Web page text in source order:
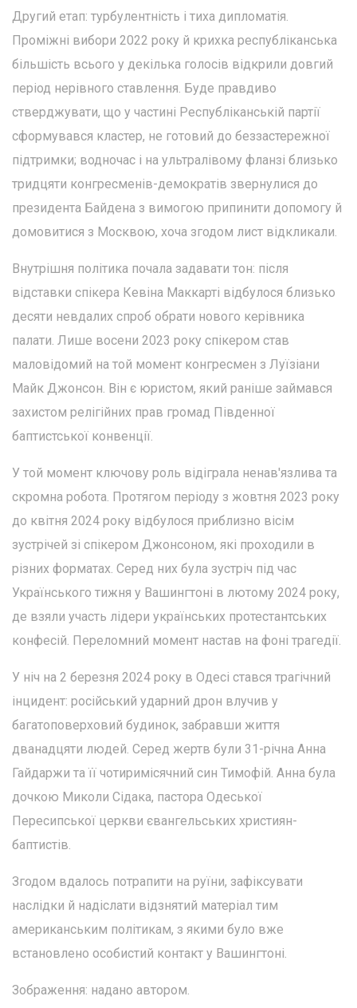
Другий етап: турбулентність і тиха дипломатія.
Проміжні вибори 2022 року й крихка республіканська
більшість всього у декілька голосів відкрили довгий
період нерівного ставлення. Буде правдиво
стверджувати, що у частині Республіканській партії
сформувався кластер, не готовий до беззастережної
підтримки; водночас і на ультралівому фланзі близько
тридцяти конгресменів-демократів звернулися до
президента Байдена з вимогою припинити допомогу й
домовитися з Москвою, хоча згодом лист відкликали.
Внутрішня політика почала задавати тон: після
відставки спікера Кевіна Маккарті відбулося близько
десяти невдалих спроб обрати нового керівника
палати. Лише восени 2023 року спікером став
маловідомий на той момент конгресмен з Луїзіани
Майк Джонсон. Він є юристом, який раніше займався
захистом релігійних прав громад Південної
баптистської конвенції.
У той момент ключову роль відіграла ненав'язлива та
скромна робота. Протягом періоду з жовтня 2023 року
до квітня 2024 року відбулося приблизно вісім
зустрічей зі спікером Джонсоном, які проходили в
різних форматах. Серед них була зустріч під час
Українського тижня у Вашингтоні в лютому 2024 року,
де взяли участь лідери українських протестантських
конфесій. Переломний момент настав на фоні трагедії.
У ніч на 2 березня 2024 року в Одесі стався трагічний
інцидент: російський ударний дрон влучив у
багатоповерховий будинок, забравши життя
дванадцяти людей. Серед жертв були 31-річна Анна
Гайдаржи та її чотиримісячний син Тимофій. Анна була
дочкою Миколи Сідака, пастора Одеської
Пересипської церкви євангельських християн-
баптистів.
Згодом вдалось потрапити на руїни, зафіксувати
наслідки й надіслати відзнятий матеріал тим
американським політикам, з якими було вже
встановлено особистий контакт у Вашингтоні.
Зображення: надано автором.